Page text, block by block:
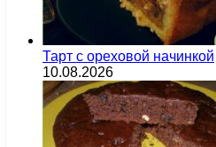
Тарт с ореховой начинкой
10.08.2026